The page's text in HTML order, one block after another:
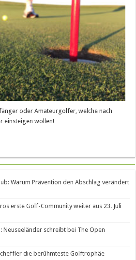
oder Amateurgolfer, welche nach
einsteigen wollen!
Warum Prävention den Abschlag verändert
erste Golf-Community weiter aus 23. Juli
Neuseeländer schreibt bei The Open
die berühmteste Golftrophäe